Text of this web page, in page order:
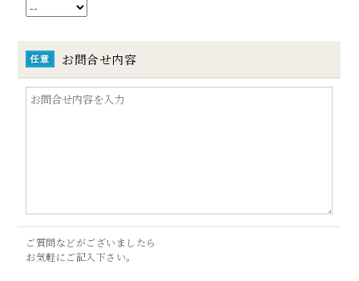
お問合せ内容
ご質問などがございましたら
お気軽にご記入下さい。